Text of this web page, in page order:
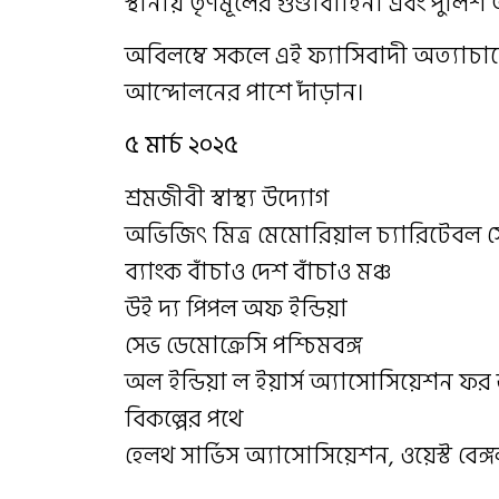
অবিলম্বে সকলে এই ফ্যাসিবাদী
আন্দোলনের পাশে দাঁড়ান।
৫ মার্চ ২০২৫
শ্রমজীবী স্বাস্থ্য উদ্যোগ
অভিজিৎ মিত্র মেমোরিয়াল চ্যারিটেবল
ব্যাংক বাঁচাও দেশ বাঁচাও মঞ্চ
উই দ্য পিপল অফ ইন্ডিয়া
সেভ ডেমোক্রেসি পশ্চিমবঙ্গ
অল ইন্ডিয়া ল ইয়ার্স অ্যাসোসিয়েশন ফর
বিকল্পের পথে
হেলথ সার্ভিস অ্যাসোসিয়েশন, ওয়েস্ট